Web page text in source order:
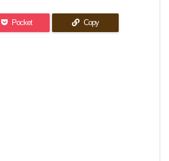
Pocket Copy